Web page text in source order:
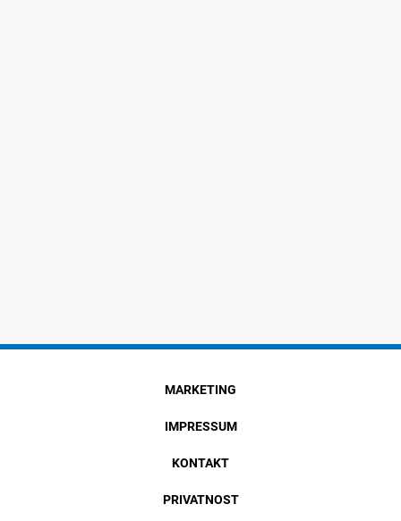
MARKETING
IMPRESSUM
KONTAKT
PRIVATNOST